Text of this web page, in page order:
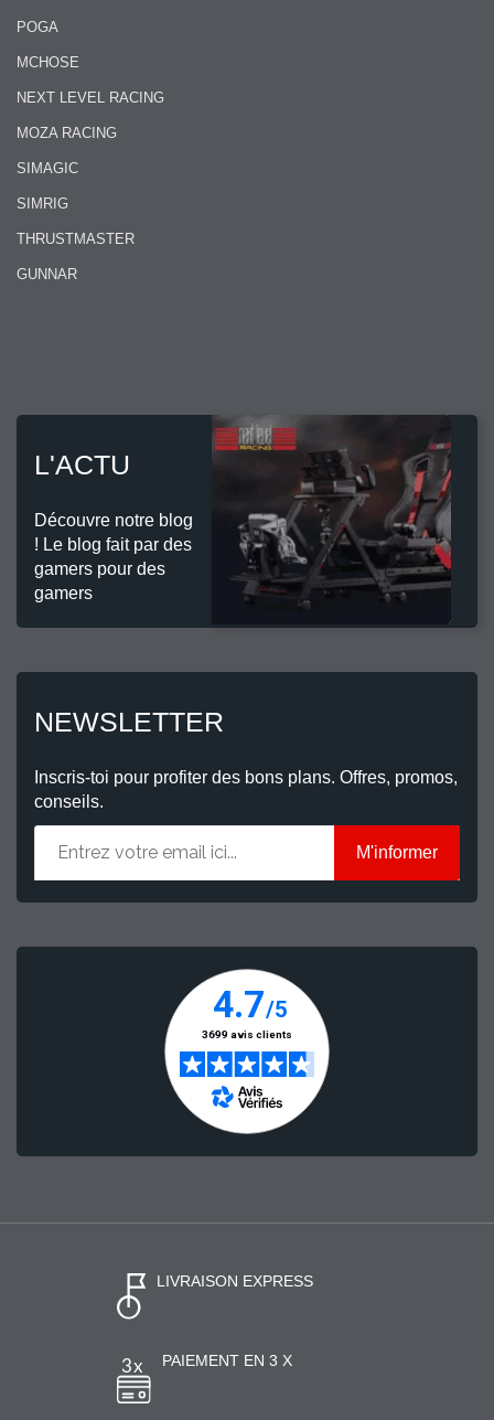
POGA
MCHOSE
NEXT LEVEL RACING
MOZA RACING
SIMAGIC
SIMRIG
THRUSTMASTER
GUNNAR
L'ACTU
Découvre notre blog
! Le blog fait par des
gamers pour des
gamers
NEWSLETTER
Inscris-toi pour profiter des bons plans. Offres, promos,
conseils.
M'informer
LIVRAISON EXPRESS
PAIEMENT EN 3 X